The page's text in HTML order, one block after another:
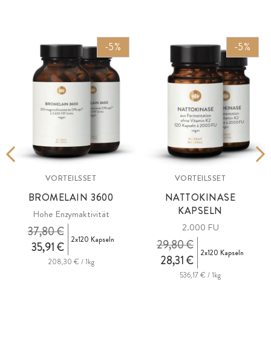
-5%
VORTEILSSET
BROMELAIN 3600
Hohe Enzymaktivität
35,91 €
37,80 € 2x120 Kapseln
208,30 € / 1kg
-5%
VORTEILSSET
NATTOKINASE
KAPSELN
2.000 FU
28,31 €
29,80 € 2x120 Kapseln
536,17 € / 1kg